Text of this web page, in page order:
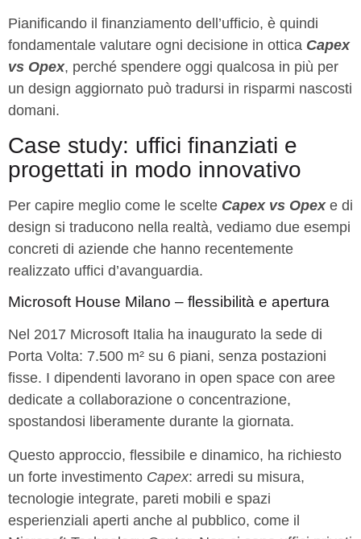
Pianificando il finanziamento dell’ufficio, è quindi
fondamentale valutare ogni decisione in ottica Capex
vs Opex, perché spendere oggi qualcosa in più per
un design aggiornato può tradursi in risparmi nascosti
domani.
Case study: uffici finanziati e
progettati in modo innovativo
Per capire meglio come le scelte Capex vs Opexe di
design si traducono nella realtà, vediamo due esempi
concreti di aziende che hanno recentemente
realizzato uffici d’avanguardia.
Microsoft House Milano – flessibilità e apertura
Nel 2017 Microsoft Italia ha inaugurato la sede di
Porta Volta: 7.500 m² su 6 piani, senza postazioni
fisse. I dipendenti lavorano in open space con aree
dedicate a collaborazione o concentrazione,
spostandosi liberamente durante la giornata.
Questo approccio, flessibile e dinamico, ha richiesto
un forte investimento Capex: arredi su misura,
tecnologie integrate, pareti mobili e spazi
esperienziali aperti anche al pubblico, come il